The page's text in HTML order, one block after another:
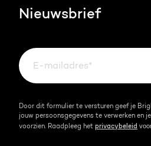
Team
Events & webinars
Kennisbank
Nieuwsbrief
Door dit formulier te versturen geef je
jouw persoonsgegevens te verwerken en
voorzien. Raadpleeg het privacybeleid